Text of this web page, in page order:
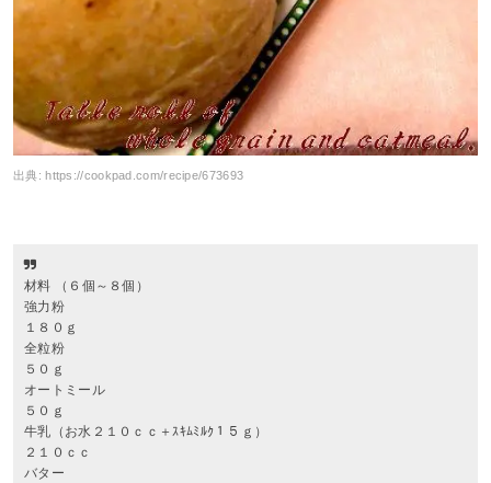
出典:https://cookpad.com/recipe/673693
材料 （６個～８個）
強力粉
１８０ｇ
全粒粉
５０ｇ
オートミール
５０ｇ
牛乳（お水２１０ｃｃ＋ｽｷﾑﾐﾙｸ１５ｇ）
２１０ｃｃ
バター